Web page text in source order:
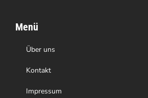
Menü
Über uns
Kontakt
Impressum